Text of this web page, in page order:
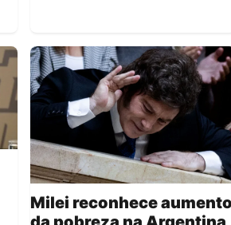
Milei reconhece aumento